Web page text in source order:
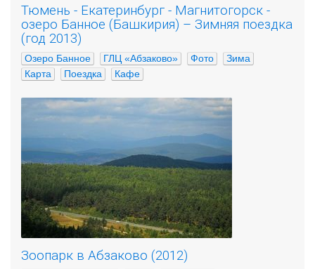
Тюмень - Екатеринбург - Магнитогорск -
озеро Банное (Башкирия) – Зимняя поездка
(год 2013)
Озеро Банное ГЛЦ «Абзаково» Фото
Зима
Карта
Поездка Кафе
Зоопарк в Абзаково (2012)